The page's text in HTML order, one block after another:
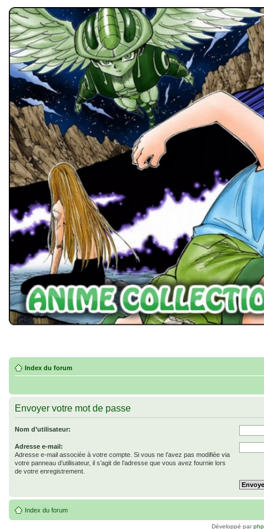
Index du forum
Envoyer votre mot de passe
Nom d’utilisateur:
Adresse e-mail:
Adresse e-mail associée à votre compte. Si vous ne l’avez pas modifiée via
votre panneau d’utilisateur, il s’agit de l’adresse que vous avez fournie lors
de votre enregistrement.
Index du forum
Développé par